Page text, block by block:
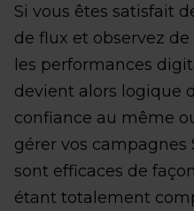
Si vous êtes satisfait
de flux et observez
les performances
devient alors logique
confiance au même
gérer vos campagnes
sont efficaces de
étant totalement